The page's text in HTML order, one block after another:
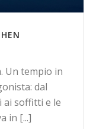
Un tempio in
dal
ai soffitti e le
in [...]